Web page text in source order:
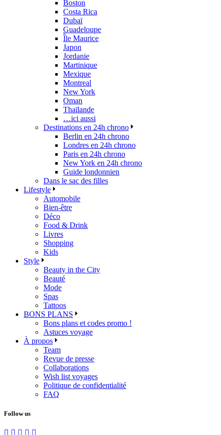
Boston
Costa Rica
Dubaï
Guadeloupe
Île Maurice
Japon
Jordanie
Martinique
Mexique
Montreal
New York
Oman
Thaïlande
…ici aussi
Destinations en 24h chrono
Berlin en 24h chrono
Londres en 24h chrono
Paris en 24h chrono
New York en 24h chrono
Guide londonnien
Dans le sac des filles
Lifestyle
Automobile
Bien-être
Déco
Food & Drink
Livres
Shopping
Kids
Style
Beauty in the City
Beauté
Mode
Spas
Tattoos
BONS PLANS
Bons plans et codes promo !
Astuces voyage
À propos
Team
Revue de presse
Collaborations
Wish list voyages
Politique de confidentialité
FAQ
Follow us